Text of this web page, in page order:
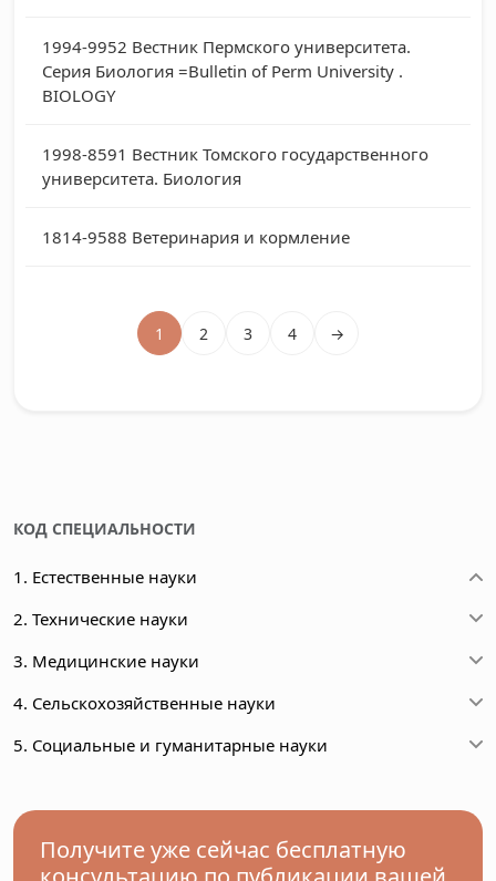
1994-9952 Вестник Пермского университета.
Серия Биология =Bulletin of Perm University .
BIOLOGY
1998-8591 Вестник Томского государственного
университета. Биология
1814-9588 Ветеринария и кормление
1 2 3 4 →
КОД СПЕЦИАЛЬНОСТИ
1. Естественные науки
2. Технические науки
3. Медицинские науки
4. Сельскохозяйственные науки
5. Социальные и гуманитарные науки
Получите уже сейчас бесплатную